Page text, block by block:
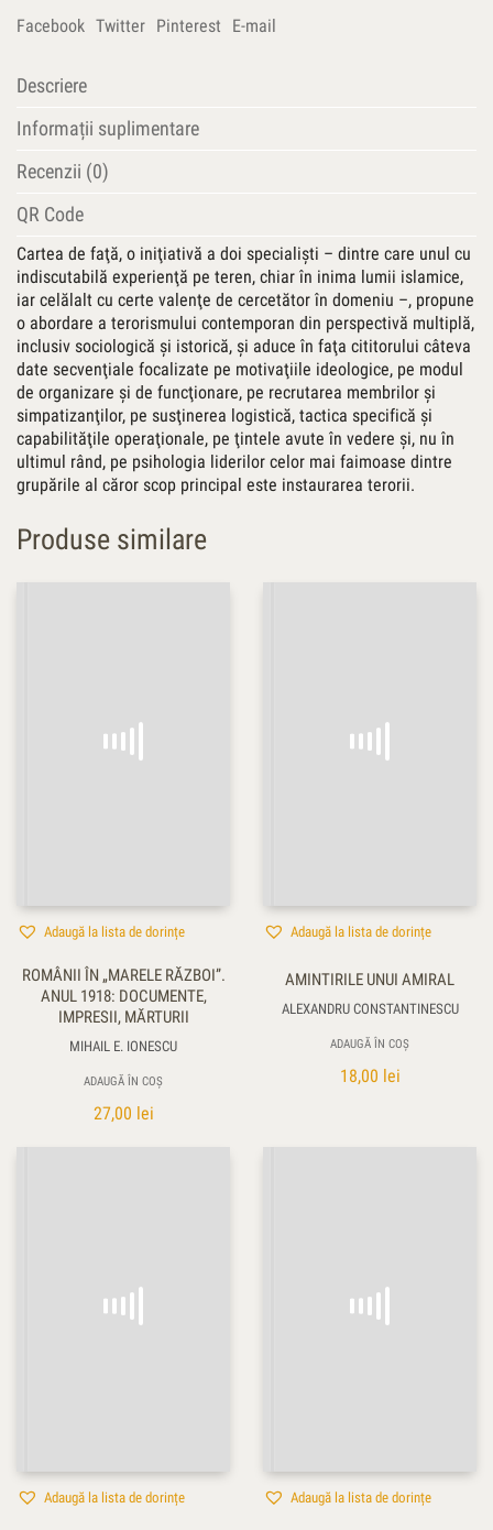
Facebook Twitter Pinterest E-mail
Descriere
Informații suplimentare
Recenzii (0)
QR Code
Cartea de faţă, o iniţiativă a doi specialişti – dintre care unul cu
indiscutabilă experienţă pe teren, chiar în inima lumii islamice,
iar celălalt cu certe valenţe de cercetător în domeniu –, propune
o abordare a terorismului contemporan din perspectivă multiplă,
inclusiv sociologică şi istorică, şi aduce în faţa cititorului câteva
date secvenţiale focalizate pe motivaţiile ideologice, pe modul
de organizare şi de funcţionare, pe recrutarea membrilor şi
simpatizanţilor, pe susţinerea logistică, tactica specifică şi
capabilităţile operaţionale, pe ţintele avute în vedere şi, nu în
ultimul rând, pe psihologia liderilor celor mai faimoase dintre
grupările al căror scop principal este instaurarea terorii.
Produse similare
Adaugă la lista de dorințe
ROMÂNII ÎN „MARELE RĂZBOI”.
ANUL 1918: DOCUMENTE,
IMPRESII, MĂRTURII
MIHAIL E. IONESCU
ADAUGĂ ÎN COȘ
27,00 lei
Adaugă la lista de dorințe
AMINTIRILE UNUI AMIRAL
ALEXANDRU CONSTANTINESCU
ADAUGĂ ÎN COȘ
18,00 lei
Adaugă la lista de dorințe Adaugă la lista de dorințe